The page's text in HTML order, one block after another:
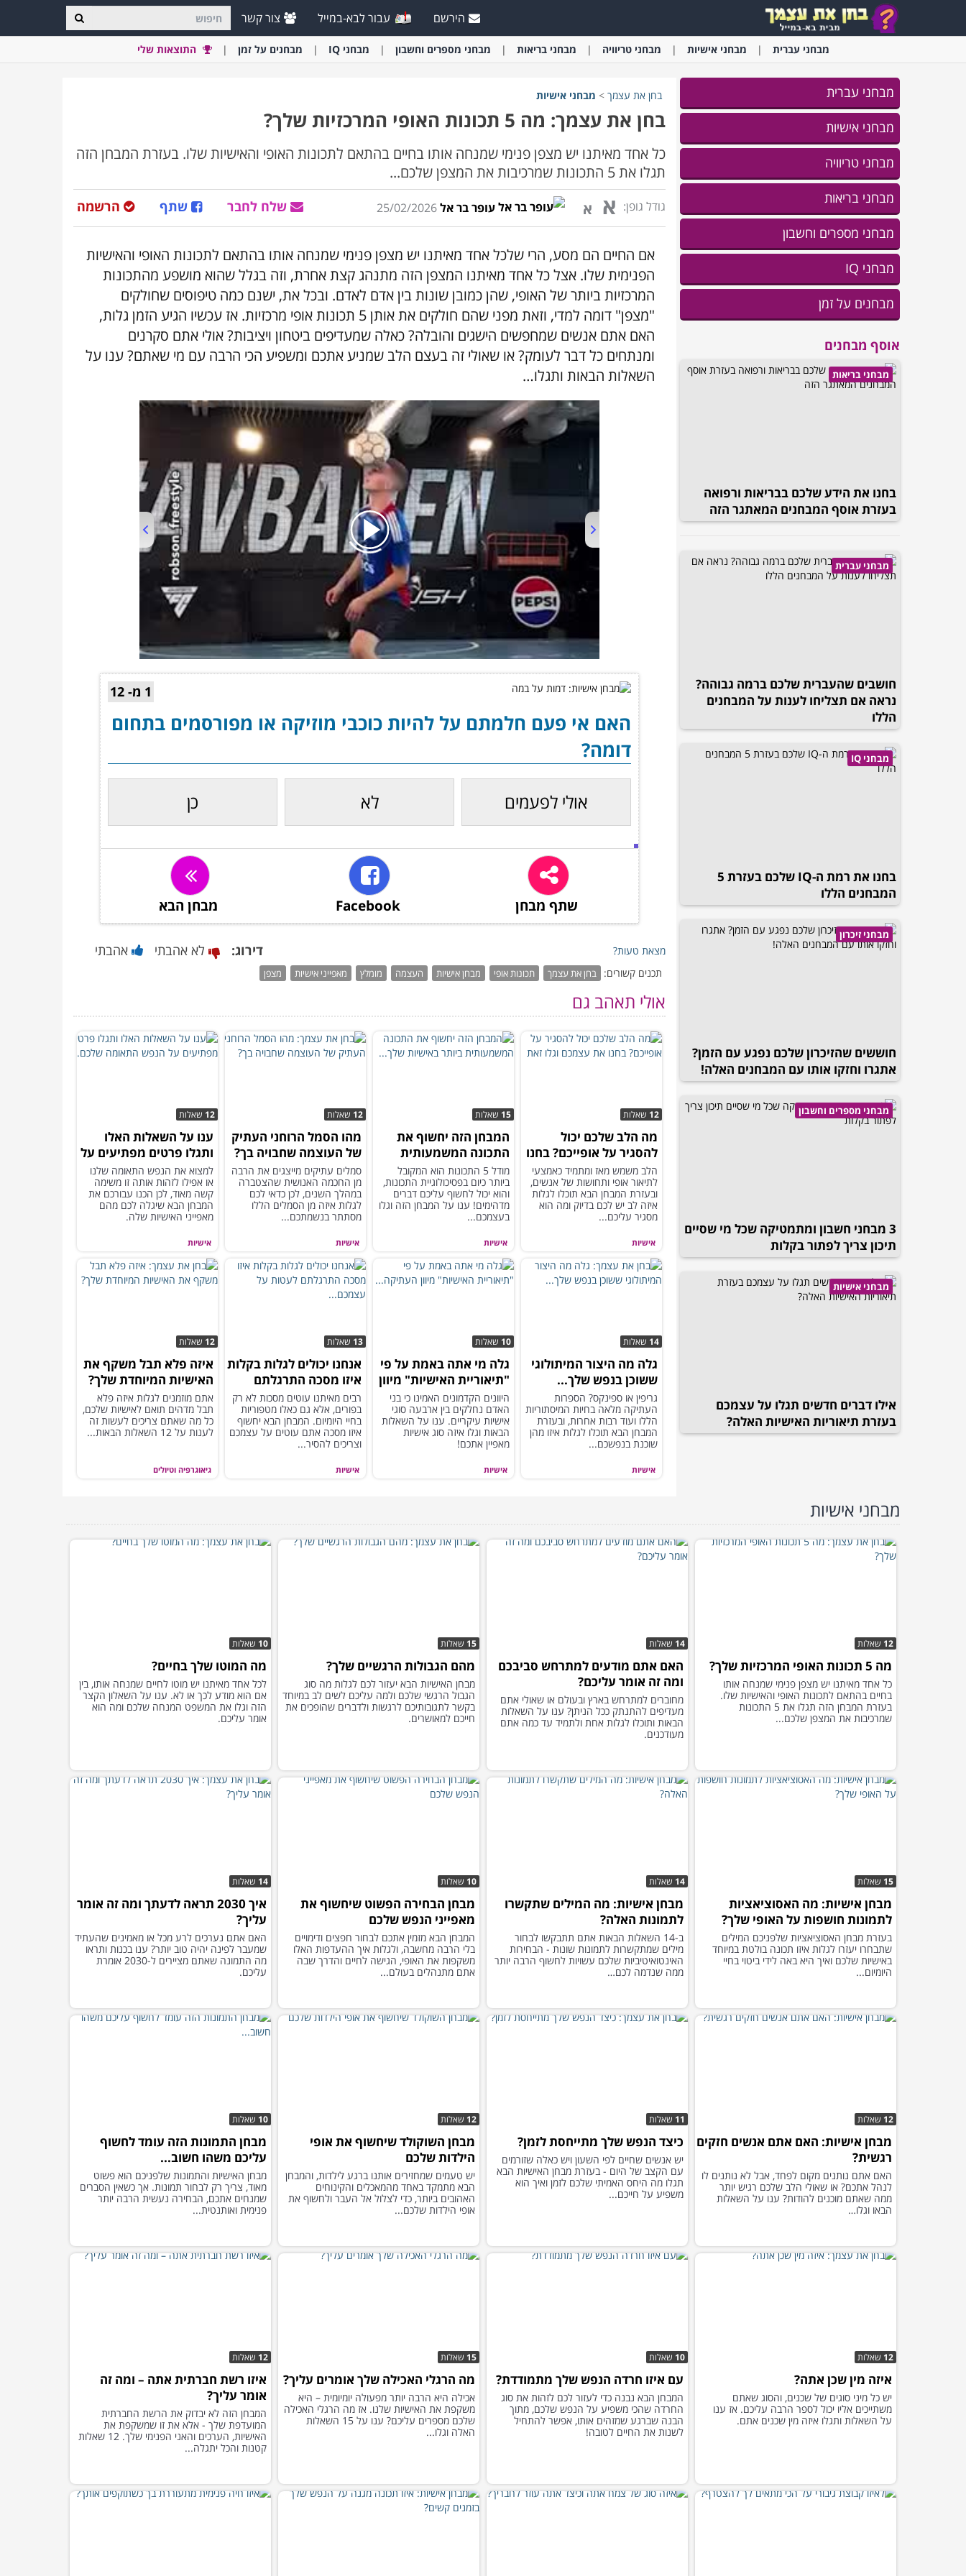
הירשם עבור לבא-במייל צור קשר
מבחני עברית מבחני אישיות מבחני טריוויה מבחני בריאות מבחני מספרים וחשבון מבחני IQ מבחנים על זמן התוצאות שלי
מבחני עברית
מבחני אישיות
מבחני טריוויה
מבחני בריאות
מבחני מספרים וחשבון
מבחני IQ
מבחנים על זמן
אוסף מבחנים
מבחני בריאות
בחנו את הידע שלכם בבריאות ורפואה
בעזרת אוסף המבחנים המאתגר הזה
מבחני עברית
חושבים שהעברית שלכם ברמה גבוהה?
נראה אם תצליחו לענות על המבחנים
הללו
מבחני IQ
בחנו את רמת ה-IQ שלכם בעזרת 5
המבחנים הללו
מבחני זיכרון
חוששים שהזיכרון שלכם נפגע עם הזמן?
אתגרו וחזקו אותו עם המבחנים האלה!
מבחני מספרים וחשבון
3 מבחני חשבון ומתמטיקה שכל מי שסיים
תיכון צריך לפתור בקלות
מבחני אישיות
אילו דברים חדשים תגלו על עצמכם
בעזרת תיאוריות האישיות האלה?
בחן את עצמך > מבחני אישיות
בחן את עצמך: מה 5 תכונות האופי המרכזיות שלך?
כל אחד מאיתנו יש מצפן פנימי שמנחה אותו בחיים בהתאם לתכונות האופי והאישיות שלו. בעזרת המבחן הזה
תגלו את 5 התכונות שמרכיבות את המצפן שלכם...
גודל גופן: א א עופר בר אל25/02/2026 הרשמה שתף שלח לחבר
אם החיים הם מסע, הרי שלכל אחד מאיתנו יש מצפן פנימי שמנחה אותו בהתאם לתכונות האופי והאישיות
הפנימית שלו. אצל כל אחד מאיתנו המצפן הזה מתנהג קצת אחרת, וזה בגלל שהוא מושפע מהתכונות
המרכזיות ביותר של האופי, שהן כמובן שונות בין אדם לאדם. ובכל את, ישנם כמה טיפוסים שחולקים
"מצפן" דומה למדי, וזאת מפני שהם חולקים את אותן 5 תכונות אופי מרכזיות. אז עכשיו הגיע הזמן גלות,
האם אתם אנשים שמחפשים הישגים והובלה? כאלה שמעדיפים ביטחון ויציבות? אולי אתם סקרנים
ומנתחים כל דבר לעומק? או שאולי זה בעצם הלב שמניע אתכם ומשפיע הכי הרבה עם מי שאתם? ענו על
השאלות הבאות ותגלו…
00:00/01:06
1 מ- 12
האם אי פעם חלמתם על להיות כוכבי מוזיקה או מפורסמים בתחום
דומה?
אולי לפעמים לא כן
שתף מבחן Facebook מבחן הבא
מצאת טעות? דירוג: לא אהבתי אהבתי
תכנים קשורים: בחן את עצמך תכונות אופי מבחן אישיות העצמה מומלץ מאפייני אישיות מצפן
אולי תאהב גם
אישיות
12 שאלות
מה הלב שלכם יכול
להסגיר על אופייכם? בחנו
את עצמכם וגלו זאת
הלב משמש מאז ומתמיד כאמצעי
לתיאור אופי ותחושות של אנשים,
ובעזרת המבחן הבא תוכלו לגלות
איזה לב יש לכם בדיוק ומה הוא
מסגיר עליכם...
אישיות
15 שאלות
המבחן הזה יחשוף את
התכונה המשמעותית
ביותר באישיות שלך...
מודל 5 התכונות הוא המקובל
ביותר כיום בפסיכולוגיית התכונות,
והוא יכול לחשוף עליכם דברים
מדהימים! ענו על המבחן הזה וגלו
בעצמכם...
אישיות
12 שאלות
מהו הסמל הרוחני העתיק
של העוצמה שחבויה בך?
סמלים עתיקים מייצגים את הרבה
מן החכמה האנושית שהצטברה
במהלך השנים, לכן כדאי לכם
לגלות איזה מן הסמלים הללו
מסתתר בנשמתכם...
אישיות
12 שאלות
ענו על השאלות האלו
ותגלו פרטים מפתיעים על
הנפש התאומה שלכם...
למצוא את הנפש התאומה שלנו
או אפילו לזהות אותה זו משימה
קשה מאוד, לכן הכנו עבורכם את
המבחן הבא שיגלה לכם מהם
מאפייני האישיות שלה.
אישיות
14 שאלות
גלה מה היצור המיתולוגי
ששוכן בנפש שלך...
גריפין או ספינקס? הספרות
העתיקה מלאה בחיות המיסתוריות
הללו ועוד רבות אחרות, ובעזרת
המבחן הבא תוכלו לגלות איזו מהן
שוכנת בנפשכם...
אישיות
10 שאלות
גלה מי אתה באמת על פי
"תיאוריית האישיות" מיוון
העתיקה...
היוונים הקדמונים האמינו כי בני
האדם נחלקים בין ארבעה סוגי
אישיות עיקריים. ענו על השאלות
הבאות וגלו איזה סוג אישיות
מאפיין אתכם!
אישיות
13 שאלות
אנחנו יכולים לגלות בקלות
איזו מסכה התרגלתם
לעטות על עצמכם...
רבים מאיתנו עוטים מסכות לא רק
בפורים, אלא גם כאלו מטפוריות
בחיי היומיום. המבחן הבא יחשוף
איזו מסכה אתם עוטים על עצמכם
וצריכים להסיר...
גיאוגרפיה וטיולים
12 שאלות
איזה פלא תבל משקף את
האישיות המיוחדת שלך?
אתם מוזמנים לגלות איזה פלא
תבל מדהים תואם לאישיות שלכם,
כל מה שאתם צריכים לעשות זה
לענות על 12 השאלות הבאות...
מבחני אישיות
12 שאלות
מה 5 תכונות האופי המרכזיות שלך?
כל אחד מאיתנו יש מצפן פנימי שמנחה אותו
בחיים בהתאם לתכונות האופי והאישיות שלו.
בעזרת המבחן הזה תגלו את 5 התכונות
שמרכיבות את המצפן שלכם...
14 שאלות
האם אתם מודעים למתרחש סביבכם
ומה זה אומר עליכם?
מחוברים למתרחש בארץ ובעולם או שאולי אתם
מעדיפים להתנתק ככל הניתן? ענו על השאלות
הבאות ותוכלו לגלות אחת ולתמיד עד כמה אתם
מעודכנים.
15 שאלות
מהם הגבולות הרגשיים שלך?
מבחן האישיות הבא יעזור לכם לגלות מה סוג
הגבול הרגשי שלכם ולמה עליכם לשים לב במיוחד
בקשר לתגובותיכם לרגשות ולדברים שהופכים את
חייכם למאושרים.
10 שאלות
מה המוטו שלך בחיים?
לכל אחד מאיתנו יש מוטו לחיים שמנחה אותו, בין
אם הוא מודע לכך או לא. ענו על השאלון הקצר
הזה וגלו את המשפט המנחה שלכם ומה הוא
אומר עליכם.
15 שאלות
מבחן אישיות: מה האסוציאציות
לתמונות חושפות על האופי שלך?
בעזרת מבחן האסוציאציות שלפניכם המילים
שתבחרו יעזרו לגלות איזו תכונה בולטת במיוחד
באישיות שלכם ואיך היא באה לידי ביטוי בחיי
היומיום...
14 שאלות
מבחן אישיות: מה המילים שתקשרו
לתמונות האלה?
ב-14 השאלות הבאות אתם תתבקשו לבחור
מילים שמתקשרות לתמונות שונות - הבחירות
האינטואיטיביות שלכם עשויות לחשוף הרבה יותר
ממה שנדמה לכם…
10 שאלות
מבחן הבחירה הפשוט שיחשוף את
מאפייני הנפש שלכם
המבחן הבא מזמין אתכם לבחור חפצים ודימויים
בלי הרבה מחשבה, ולגלות איך ההעדפות האלו
משקפות את האופי, הגישה לחיים והדרך שבה
אתם מתנהלים בעולם...
14 שאלות
איך 2030 תראה לדעתך ומה זה אומר
עליך?
האם אתם נערכים לרע מכל או מאמינים שהעתיד
שמעבר לפינה יהיה טוב יותר? ענו בכנות ותראו
מה התמונה שאתם מציירים ל-2030 אומרת
עליכם.
12 שאלות
מבחן אישיות: האם אתם אנשים חזקים
רגשית?
האם אתם נותנים מקום לפחד, אבל לא נותנים לו
לנהל אתכם? או שאולי הלב שלכם רגיש יותר
ממה שאתם מוכנים להודות? ענו על השאלות
הבאו וגלו…
11 שאלות
כיצד הנפש שלך מתייחסת לזמן?
יש אנשים שחיים לפי השעון ויש כאלה שזורמים
עם הקצב של היום - בעזרת מבחן האישיות הבא
תגלו מה היחס האמיתי שלכם לזמן ואיך הוא
משפיע על חייכם...
12 שאלות
מבחן השוקולד שיחשוף את אופי
הילדות שלכם
יש טעמים שמחזירים אותנו ברגע לילדות, והמבחן
הבא מתמקד באחד מהמאכלים והקינוחים
האהובים ביותר, כדי לצלול אל העבר ולחשוף את
אופי הילדות שלכם...
10 שאלות
מבחן התמונות הזה עומד לחשוף
עליכם משהו חשוב...
מבחן האישיות והתמונות שלפניכם הוא פשוט
מאוד, צריך רק לבחור תמונות. אך כשאין הסברים
שמנחים אתכם, הבחירה נעשית הרבה יותר
פנימית ואותנטית...
12 שאלות
איזה מין שכן אתה?
יש כל מיני סוגים של שכנים, והסוג שאתם
משתייכים אליו יכול לספר הרבה עליכם. אז ענו
על השאלות ותגלו איזה מין שכנים אתם.
10 שאלות
עם איזו חרדה הנפש שלך מתמודדת?
המבחן הבא נבנה כדי לעזור לכם לזהות את סוג
החרדה שהכי משפיע על הנפש שלכם, מתוך
הבנה שברגע שמזהים אותו, אפשר להתחיל
לשנות את החיים לטובה!
15 שאלות
מה הרגלי האכילה שלך אומרים עליך?
אכילה היא הרבה יותר מפעולה יומיומית – היא
משקפת את האישיות שלנו. אז מה הרגלי האכילה
שלכם מספרים עליכם? ענו על 15 השאלות
האלה וגלו...
12 שאלות
איזו רשת חברתית אתה – ומה זה
אומר עליך?
המבחן הזה לא יבדוק את הרשת החברתית
המועדפת שלך - אלא את זו שמשקפת את
האישיות, הערכים והאני הפנימי שלך. 12 שאלות
קטנות והכל יתגלה...